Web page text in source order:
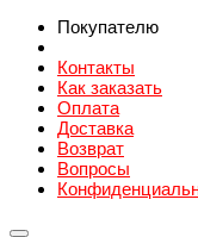
Покупателю
Контакты
Как заказать
Оплата
Доставка
Возврат
Вопросы